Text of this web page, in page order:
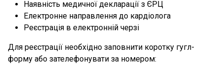
Наявність медичної декларації з ЄРЦ
Електронне направлення до кардіолога
Реєстрація в електронній черзі
Для реєстрації необхідно заповнити коротку гугл-
форму або зателефонувати за номером: